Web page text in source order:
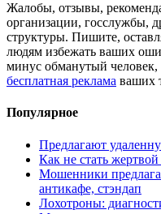
Жалобы, отзывы,
организации, госслужбы,
структуры. Пишите,
людям избежать ваших
минус обманутый
бесплатная реклама ваших
Популярное
Предлагают
Как не стать
Мошенники
антикафе, стэндап
Лохотроны: